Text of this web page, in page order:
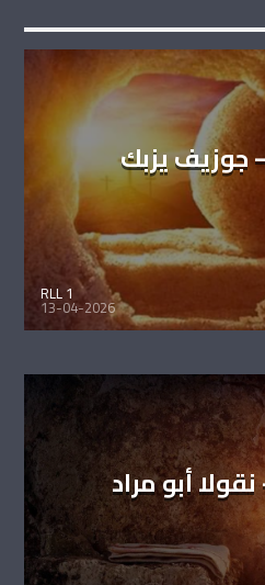
جوزيف يزبك
RLL 1
13-04-2026
أبو مراد